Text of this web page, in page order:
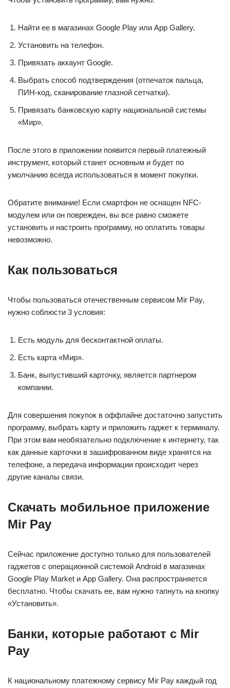
Найти ее в магазинах Google Play или App Gallery.
Установить на телефон.
Привязать аккаунт Google.
Выбрать способ подтверждения (отпечаток пальца,
ПИН-код, сканирование глазной сетчатки).
Привязать банковскую карту национальной системы
«Мир».
После этого в приложении появится первый платежный
инструмент, который станет основным и будет по
умолчанию всегда использоваться в момент покупки.
Обратите внимание! Если смартфон не оснащен NFC-
модулем или он поврежден, вы все равно сможете
установить и настроить программу, но оплатить товары
невозможно.
Как пользоваться
Чтобы пользоваться отечественным сервисом Mir Pay,
нужно соблюсти 3 условия:
Есть модуль для бесконтактной оплаты.
Есть карта «Мир».
Банк, выпустивший карточку, является партнером
компании.
Для совершения покупок в оффлайне достаточно запустить
программу, выбрать карту и приложить гаджет к терминалу.
При этом вам необязательно подключение к интернету, так
как данные карточки в зашифрованном виде хранятся на
телефоне, а передача информации происходит через
другие каналы связи.
Скачать мобильное приложение
Mir Pay
Сейчас приложение доступно только для пользователей
гаджетов с операционной системой Android в магазинах
Google Play Market и App Gallery. Она распространяется
бесплатно. Чтобы скачать ее, вам нужно тапнуть на кнопку
«Установить».
Банки, которые работают с Mir
Pay
К национальному платежному сервису Mir Pay каждый год